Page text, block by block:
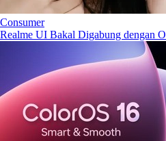
Consumer
Realme UI Bakal Digabung dengan